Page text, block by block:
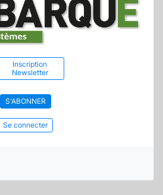
Inscription
Newsletter
S'ABONNER
Se connecter